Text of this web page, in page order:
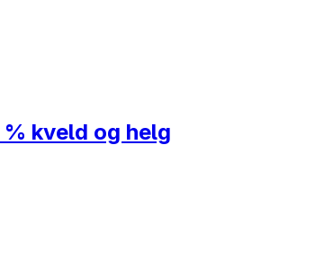
kveld og helg